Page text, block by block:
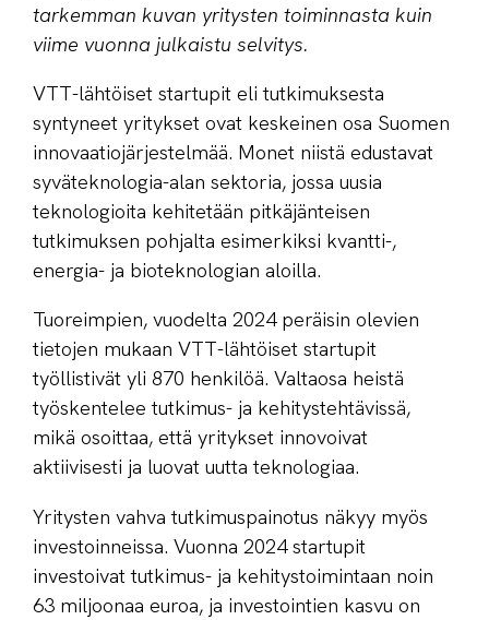
tarkemman kuvan yritysten toiminnasta kuin
viime vuonna julkaistu selvitys.
VTT-lähtöiset startupit eli tutkimuksesta
syntyneet yritykset ovat keskeinen osa Suomen
innovaatiojärjestelmää. Monet niistä edustavat
syväteknologia-alan sektoria, jossa uusia
teknologioita kehitetään pitkäjänteisen
tutkimuksen pohjalta esimerkiksi kvantti-,
energia- ja bioteknologian aloilla.
Tuoreimpien, vuodelta 2024 peräisin olevien
tietojen mukaan VTT-lähtöiset startupit
työllistivät yli 870 henkilöä. Valtaosa heistä
työskentelee tutkimus- ja kehitystehtävissä,
mikä osoittaa, että yritykset innovoivat
aktiivisesti ja luovat uutta teknologiaa.
Yritysten vahva tutkimuspainotus näkyy myös
investoinneissa. Vuonna 2024 startupit
investoivat tutkimus- ja kehitystoimintaan noin
63 miljoonaa euroa, ja investointien kasvu on